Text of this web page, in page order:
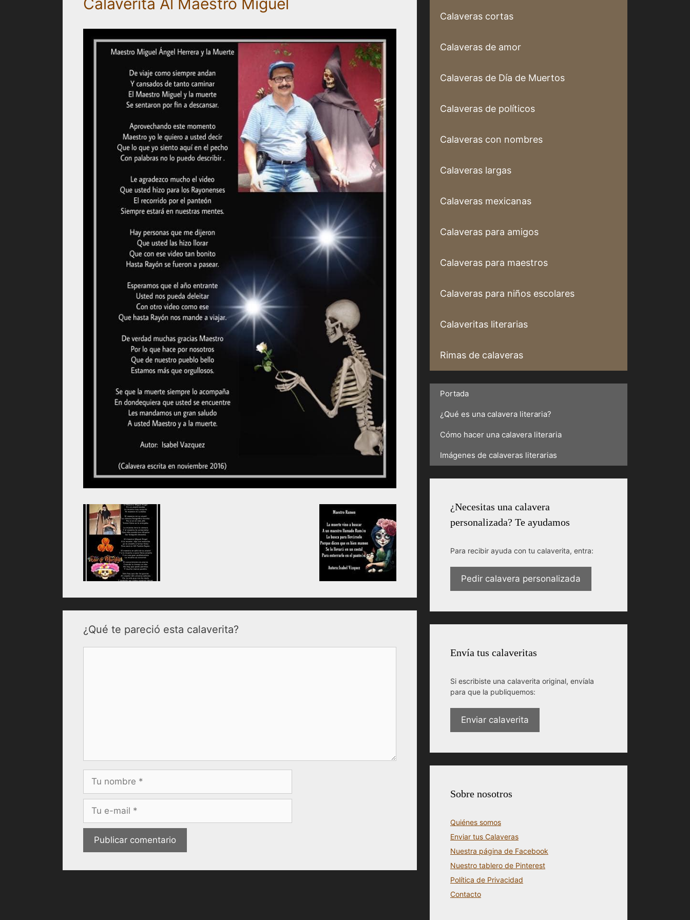
¿Qué te pareció esta calaverita?
electrónico
Calaveras cortas
Calaveras de amor
Calaveras de Día de Muertos
Calaveras de políticos
Calaveras con nombres
Calaveras largas
Calaveras mexicanas
Calaveras para amigos
Calaveras para maestros
Calaveras para niños escolares
Calaveritas literarias
Rimas de calaveras
Portada
¿Qué es una calavera literaria?
Cómo hacer una calavera literaria
Imágenes de calaveras literarias
¿Necesitas una calavera
personalizada? Te ayudamos
Para recibir ayuda con tu calaverita, entra:
Pedir calavera personalizada
Envía tus calaveritas
Si escribiste una calaverita original, envíala
para que la publiquemos:
Enviar calaverita
Sobre nosotros
Quiénes somos
Enviar tus Calaveras
Nuestra página de Facebook
Nuestro tablero de Pinterest
Política de Privacidad
Contacto